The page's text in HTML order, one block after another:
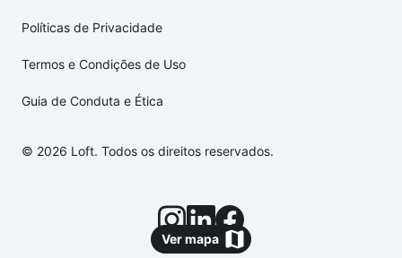
Ver mapa
Políticas de Privacidade
Termos e Condições de Uso
Guia de Conduta e Ética
© 2026 Loft. Todos os direitos reservados.